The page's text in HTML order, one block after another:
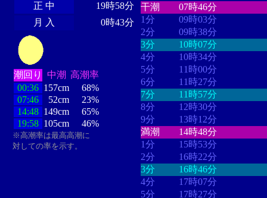
正 中
19時58分
月 入
0時43分
潮回り 中潮 高潮率
00:36 157cm
68%
07:46
52cm
23%
14:48 149cm
65%
19:58 105cm 46%
※高潮率は最高高潮に
対しての率を示す。
干潮
07時46分
1分
09時03分
2分
09時38分
3分
10時07分
4分
10時34分
5分
11時00分
6分
11時27分
7分
11時57分
8分
12時30分
9分
13時12分
満潮
14時48分
1分
15時53分
2分
16時22分
3分
16時46分
4分
17時07分
5分
17時27分